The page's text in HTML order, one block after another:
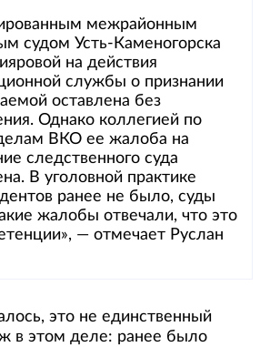
межрайонным
судом Усть-Каменогорска
на действия
службы о признании
оставлена без
Однако коллегией по
ВКО ее жалоба на
следственного суда
В уголовной практике
ранее не было, суды
жалобы отвечали, что это
— отмечает Руслан
это не единственный
в этом деле: ранее было